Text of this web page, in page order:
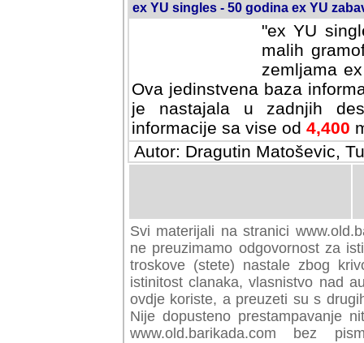
ex YU singles - 50 godina ex YU
"ex YU
malih
zemljama
Ova jedinstvena baza
je nastajala u zadnjih
informacije sa vise od 4,400
Autor: Dragutin Matoševic,
Svi materijali na stranici
preuzimamo odgovornost za
troskove (stete) nastale zbog
istinitost clanaka, vlasnistvo nad
ovdje koriste, a preuzeti su s
Nije dopusteno prestampavanje
www.old.barikada.com bez